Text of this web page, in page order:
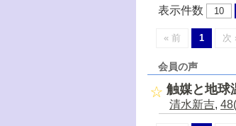
表示件数 10
« 前 1 次
会員の声
触媒と地球
清水新吉,